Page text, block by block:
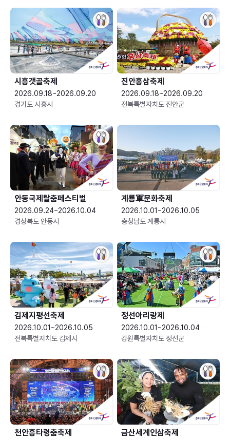
시흥갯골축제
2026.09.18~2026.09.20
경기도 시흥시
진안홍삼축제
2026.09.18~2026.09.20
전북특별자치도 진안군
안동국제탈춤페스티벌
2026.09.24~2026.10.04
경상북도 안동시
2026.10.01~2026.10.05
충청남도 계룡시
김제지평선축제
2026.10.01~2026.10.05
전북특별자치도 김제시
정선아리랑제
2026.10.01~2026.10.04
강원특별자치도 정선군
천안흥타령춤축제 금산세계인삼축제